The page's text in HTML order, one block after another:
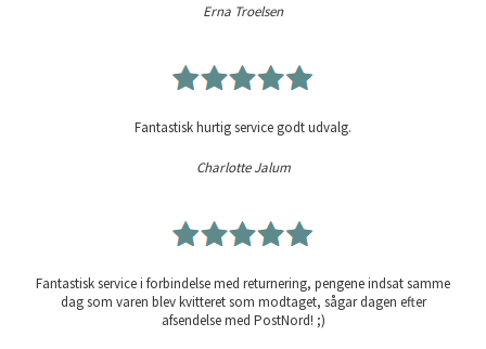
Erna Troelsen
Fantastisk hurtig service godt udvalg.
Charlotte Jalum
Fantastisk service i forbindelse med returnering, pengene indsat samme
dag som varen blev kvitteret som modtaget, sågar dagen efter
afsendelse med PostNord! ;)